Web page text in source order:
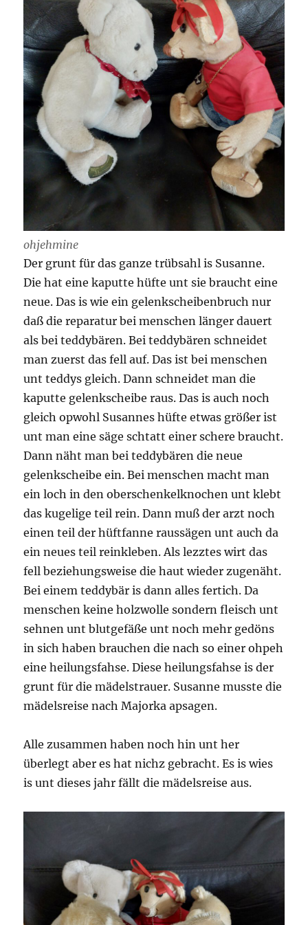
ohjehmine
Der grunt für das ganze trübsahl is Susanne.
Die hat eine kaputte hüfte unt sie braucht eine
neue. Das is wie ein gelenkscheibenbruch nur
daß die reparatur bei menschen länger dauert
als bei teddybären. Bei teddybären schneidet
man zuerst das fell auf. Das ist bei menschen
unt teddys gleich. Dann schneidet man die
kaputte gelenkscheibe raus. Das is auch noch
gleich opwohl Susannes hüfte etwas größer ist
unt man eine säge schtatt einer schere braucht.
Dann näht man bei teddybären die neue
gelenkscheibe ein. Bei menschen macht man
ein loch in den oberschenkelknochen unt klebt
das kugelige teil rein. Dann muß der arzt noch
einen teil der hüftfanne raussägen unt auch da
ein neues teil reinkleben. Als lezztes wirt das
fell beziehungsweise die haut wieder zugenäht.
Bei einem teddybär is dann alles fertich. Da
menschen keine holzwolle sondern fleisch unt
sehnen unt blutgefäße unt noch mehr gedöns
in sich haben brauchen die nach so einer ohpeh
eine heilungsfahse. Diese heilungsfahse is der
grunt für die mädelstrauer. Susanne musste die
mädelsreise nach Majorka apsagen.
Alle zusammen haben noch hin unt her
überlegt aber es hat nichz gebracht. Es is wies
is unt dieses jahr fällt die mädelsreise aus.